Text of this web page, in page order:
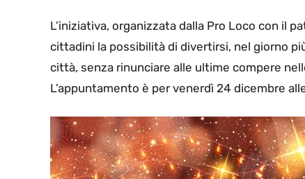
L’iniziativa, organizzata dalla Pro Loco con il
cittadini la possibilità di divertirsi, nel giorno
città, senza rinunciare alle ultime compere
L’appuntamento è per venerdì 24 dicembre